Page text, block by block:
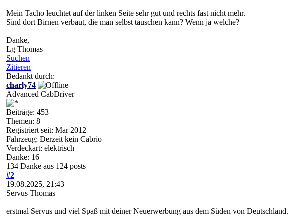
Mein Tacho leuchtet auf der linken Seite sehr gut und rechts fast nicht mehr.
Sind dort Birnen verbaut, die man selbst tauschen kann? Wenn ja welche?
Danke,
Lg Thomas
Suchen
Zitieren
Bedankt durch:
charly74
Advanced CabDriver
Beiträge: 453
Themen: 8
Registriert seit: Mar 2012
Fahrzeug: Derzeit kein Cabrio
Verdeckart: elektrisch
Danke: 16
134 Danke aus 124 posts
#2
19.08.2025, 21:43
Servus Thomas
erstmal Servus und viel Spaß mit deiner Neuerwerbung aus dem Süden von Deutschland.